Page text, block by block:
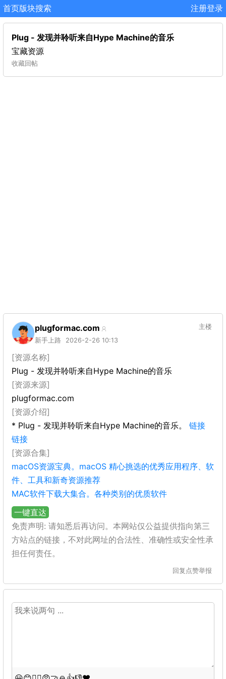
首页版块搜索 注册登录
Plug - 发现并聆听来自Hype Machine的音乐
宝藏资源
收藏回帖
plugformac.com
新手上路 2026-2-26 10:13
主楼
[资源名称]
Plug - 发现并聆听来自Hype Machine的音乐
[资源来源]
plugformac.com
[资源介绍]
* Plug - 发现并聆听来自Hype Machine的音乐。 链接
链接
[资源合集]
macOS资源宝典。macOS 精心挑选的优秀应用程序、软
件、工具和新奇资源推荐
MAC软件下载大集合。各种类别的优质软件
一键直达
免责声明: 请知悉后再访问。本网站仅公益提供指向第三
方站点的链接，不对此网址的合法性、准确性或安全性承
担任何责任。
回复 点赞举报